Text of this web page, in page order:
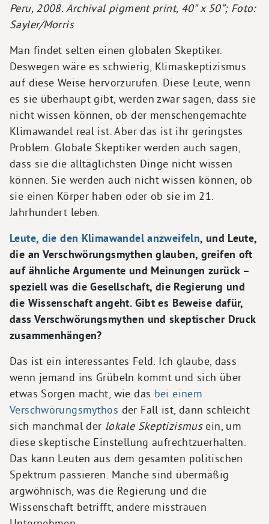
Peru, 2008. Archival pigment print, 40” x 50”; Foto:
Sayler/Morris
Man findet selten einen globalen Skeptiker.
Deswegen wäre es schwierig, Klimaskeptizismus
auf diese Weise hervorzurufen. Diese Leute, wenn
es sie überhaupt gibt, werden zwar sagen, dass sie
nicht wissen können, ob der menschengemachte
Klimawandel real ist. Aber das ist ihr geringstes
Problem. Globale Skeptiker werden auch sagen,
dass sie die alltäglichsten Dinge nicht wissen
können. Sie werden auch nicht wissen können, ob
sie einen Körper haben oder ob sie im 21.
Jahrhundert leben.
Leute, die den Klimawandel anzweifeln, und Leute,
die an Verschwörungsmythen glauben, greifen oft
auf ähnliche Argumente und Meinungen zurück –
speziell was die Gesellschaft, die Regierung und
die Wissenschaft angeht. Gibt es Beweise dafür,
dass Verschwörungsmythen und skeptischer Druck
zusammenhängen?
Das ist ein interessantes Feld. Ich glaube, dass
wenn jemand ins Grübeln kommt und sich über
etwas Sorgen macht, wie das bei einem
Verschwörungsmythos der Fall ist, dann schleicht
sich manchmal der lokale Skeptizismusein, um
diese skeptische Einstellung aufrechtzuerhalten.
Das kann Leuten aus dem gesamten politischen
Spektrum passieren. Manche sind übermäßig
argwöhnisch, was die Regierung und die
Wissenschaft betrifft, andere misstrauen